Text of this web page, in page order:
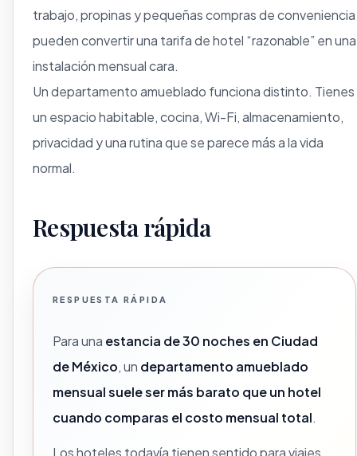
trabajo, propinas y pequeñas compras de conveniencia
pueden convertir una tarifa de hotel “razonable” en una
instalación mensual cara.
Un departamento amueblado funciona distinto. Tienes
un espacio habitable, cocina, Wi-Fi, almacenamiento,
privacidad y una rutina que se parece más a la vida
normal.
Respuesta rápida
RESPUESTA RÁPIDA
Para una estancia de 30 noches en Ciudad
de México, un departamento amueblado
mensual suele ser más barato que un hotel
cuando comparas el costo mensual total.
Los hoteles todavía tienen sentido para viajes